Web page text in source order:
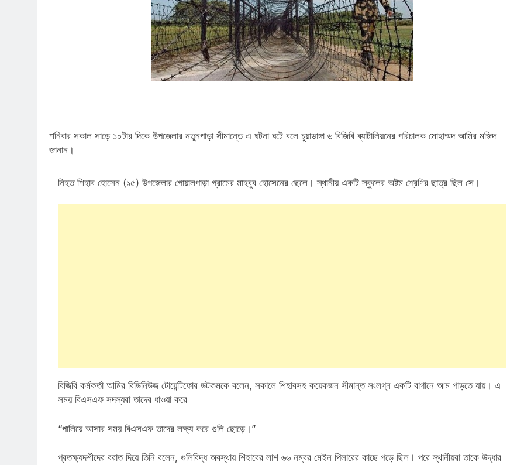
শনিবার সকাল সাড়ে ১০টার দিকে উপজেলার নতুনপাড়া সীমান্তে এ ঘটনা ঘটে বলে চুয়াডাঙ্গা ৬ বিজিবি ব্যাটালিয়নের পরিচালক মোহাম্মদ আমির মজিদ
জানান।
নিহত শিহাব হোসেন (১৫) উপজেলার গোয়ালপাড়া গ্রামের মাহবুব হোসেনের ছেলে। স্থানীয় একটি স্কুলের অষ্টম শ্রেণির ছাত্র ছিল সে।
বিজিবি কর্মকর্তা আমির বিডিনিউজ টোয়েন্টিফোর ডটকমকে বলেন, সকালে শিহাবসহ কয়েকজন সীমান্ত সংলগ্ন একটি বাগানে আম পাড়তে যায়। এ
সময় বিএসএফ সদস্যরা তাদের ধাওয়া করে
“পালিয়ে আসার সময় বিএসএফ তাদের লক্ষ্য করে গুলি ছোড়ে।”
প্রতক্ষ্যদর্শীদের বরাত দিয়ে তিনি বলেন, গুলিবিদ্ধ অবস্থায় শিহাবের লাশ ৬৬ নম্বর মেইন পিলারের কাছে পড়ে ছিল। পরে স্থানীয়রা তাকে উদ্ধার